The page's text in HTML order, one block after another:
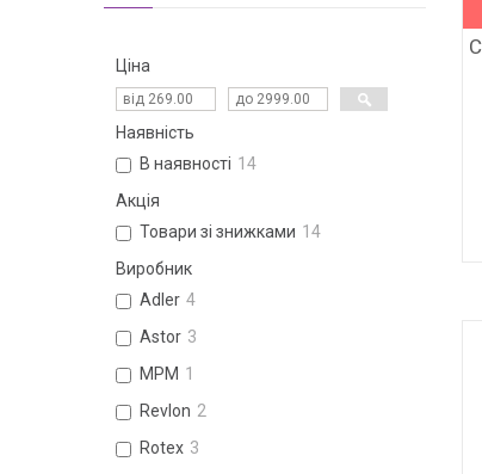
Ціна
Наявність
В наявності 14
Акція
Товари зі знижками 14
Виробник
Adler 4
Astor 3
MPM 1
Revlon 2
Rotex 3